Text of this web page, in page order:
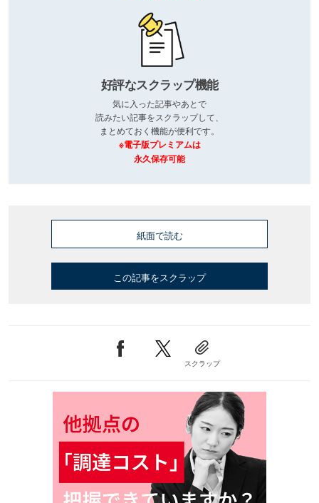
好評なスクラップ機能
気に入った記事やあとで
読みたい記事をスクラップして、
まとめておく機能が便利です。
※電子版プレミアムは
永久保存可能
紙面で読む
この記事をスクラップ
スクラップ